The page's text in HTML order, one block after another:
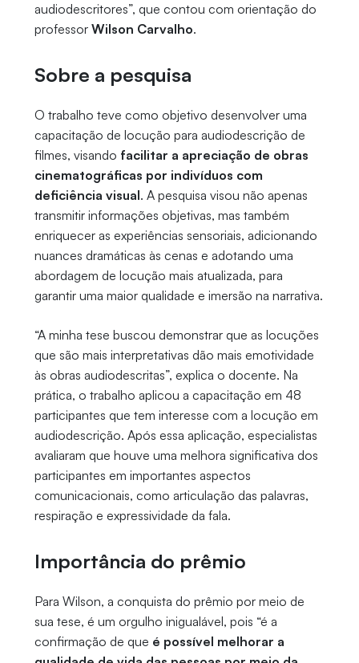
audiodescritores”, que contou com orientação do
professor Wilson Carvalho.
Sobre a pesquisa
O trabalho teve como objetivo desenvolver uma
capacitação de locução para audiodescrição de
filmes, visando facilitar a apreciação de obras
cinematográficas por indivíduos com
deficiência visual. A pesquisa visou não apenas
transmitir informações objetivas, mas também
enriquecer as experiências sensoriais, adicionando
nuances dramáticas às cenas e adotando uma
abordagem de locução mais atualizada, para
garantir uma maior qualidade e imersão na narrativa.
“A minha tese buscou demonstrar que as locuções
que são mais interpretativas dão mais emotividade
às obras audiodescritas”, explica o docente. Na
prática, o trabalho aplicou a capacitação em 48
participantes que tem interesse com a locução em
audiodescrição. Após essa aplicação, especialistas
avaliaram que houve uma melhora significativa dos
participantes em importantes aspectos
comunicacionais, como articulação das palavras,
respiração e expressividade da fala.
Importância do prêmio
Para Wilson, a conquista do prêmio por meio de
sua tese, é um orgulho inigualável, pois “é a
confirmação de que é possível melhorar a